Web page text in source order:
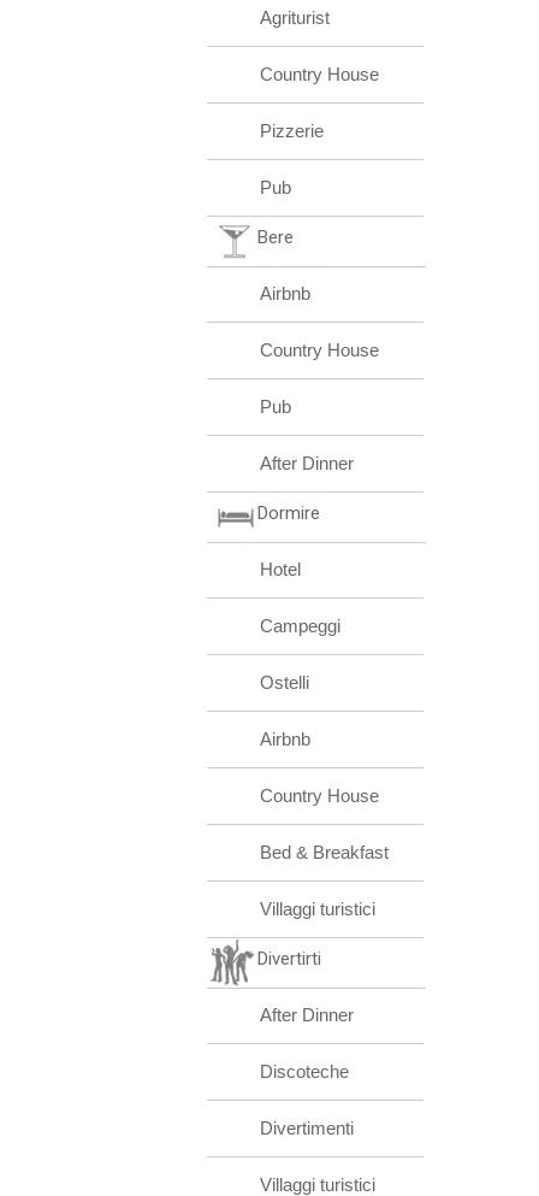
Agriturist
Country House
Pizzerie
Pub
Bere
Airbnb
Country House
Pub
After Dinner
Dormire
Hotel
Campeggi
Ostelli
Airbnb
Country House
Bed & Breakfast
Villaggi turistici
Divertirti
After Dinner
Discoteche
Divertimenti
Villaggi turistici